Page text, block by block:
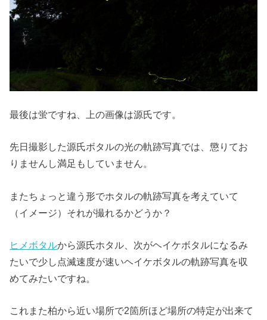
最後は蛍ですね、上の画像は源氏です。
先日撮影した源氏ボタルの光の軌跡写真では、懲りてお
りませんし満足もしていません。
またちょっと違う形でホタルの軌跡写真を考えていて
（イメージ）それが撮れるかどうか？
ヒメボタルから源氏ホタル、次がヘイケボタルになるみ
たいで少し点滅速度が速いヘイケボタルの軌跡写真を収
めてみたいですね。
これまた柏から近い場所で2箇所ほど場所の特定が出来て